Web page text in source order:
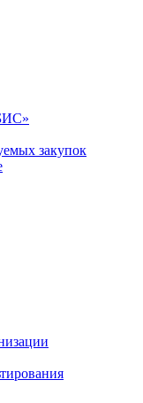
закупок